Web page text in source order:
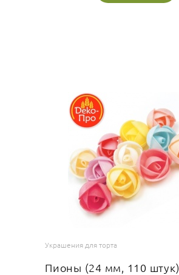
Украшения для торта
Пионы (24 мм, 110 штук)